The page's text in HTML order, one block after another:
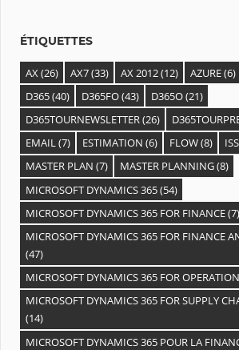
ÉTIQUETTES
AX(26) AX7(33) AX 2012(12) AZURE(6)
D365(40) D365FO(43) D365O(21)
D365TOURNEWSLETTER(26)
EMAIL(7) ESTIMATION (6) FLOW(8)
MASTER PLAN (7) MASTER PLANNING(8)
MICROSOFT DYNAMICS 365(54)
MICROSOFT DYNAMICS 365 FOR FINANCE(7)
MICROSOFT DYNAMICS 365 FOR FINANCE
(47)
MICROSOFT DYNAMICS 365 FOR
MICROSOFT DYNAMICS 365 FOR SUPPLY
(14)
MICROSOFT DYNAMICS 365 POUR LA